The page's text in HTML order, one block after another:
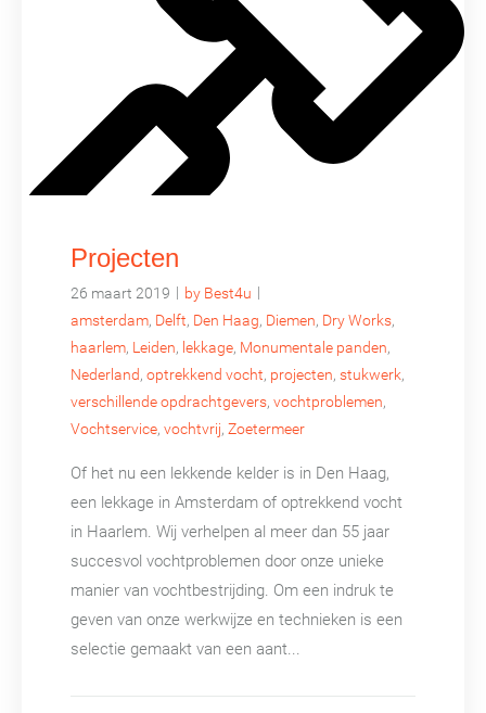
Projecten
26 maart 2019 | by Best4u |
amsterdam, Delft, Den Haag, Diemen, Dry Works,
haarlem, Leiden, lekkage, Monumentale panden,
Nederland, optrekkend vocht, projecten, stukwerk,
verschillende opdrachtgevers, vochtproblemen,
Vochtservice, vochtvrij, Zoetermeer
Of het nu een lekkende kelder is in Den Haag,
een lekkage in Amsterdam of optrekkend vocht
in Haarlem. Wij verhelpen al meer dan 55 jaar
succesvol vochtproblemen door onze unieke
manier van vochtbestrijding. Om een indruk te
geven van onze werkwijze en technieken is een
selectie gemaakt van een aant...